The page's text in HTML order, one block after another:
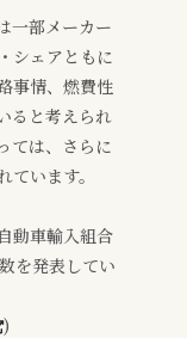
一部メーカー
シェアともに
事情、燃費性
ると考えられ
ては、さらに
います。
動車輸入組合
を発表してい
)